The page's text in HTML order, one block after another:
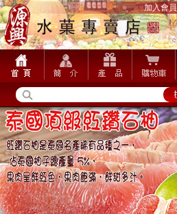
加入會員